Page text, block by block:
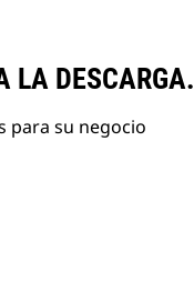
LA DESCARGA.
para su negocio